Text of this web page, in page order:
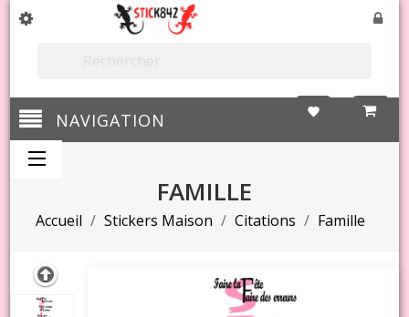
favorite
NAVIGATION
FAMILLE
Accueil Stickers Maison Citations Famille